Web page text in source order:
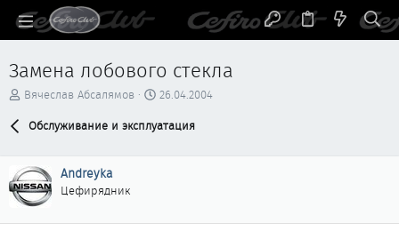
Замена лобового стекла
А
т
е
м
ы
Вячеслав Абсалямов
Д
т
л
26.04.2004
Обслуживание и эксплуатация
Andreyka
Цефирядник